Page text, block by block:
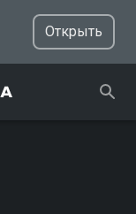
Открыть